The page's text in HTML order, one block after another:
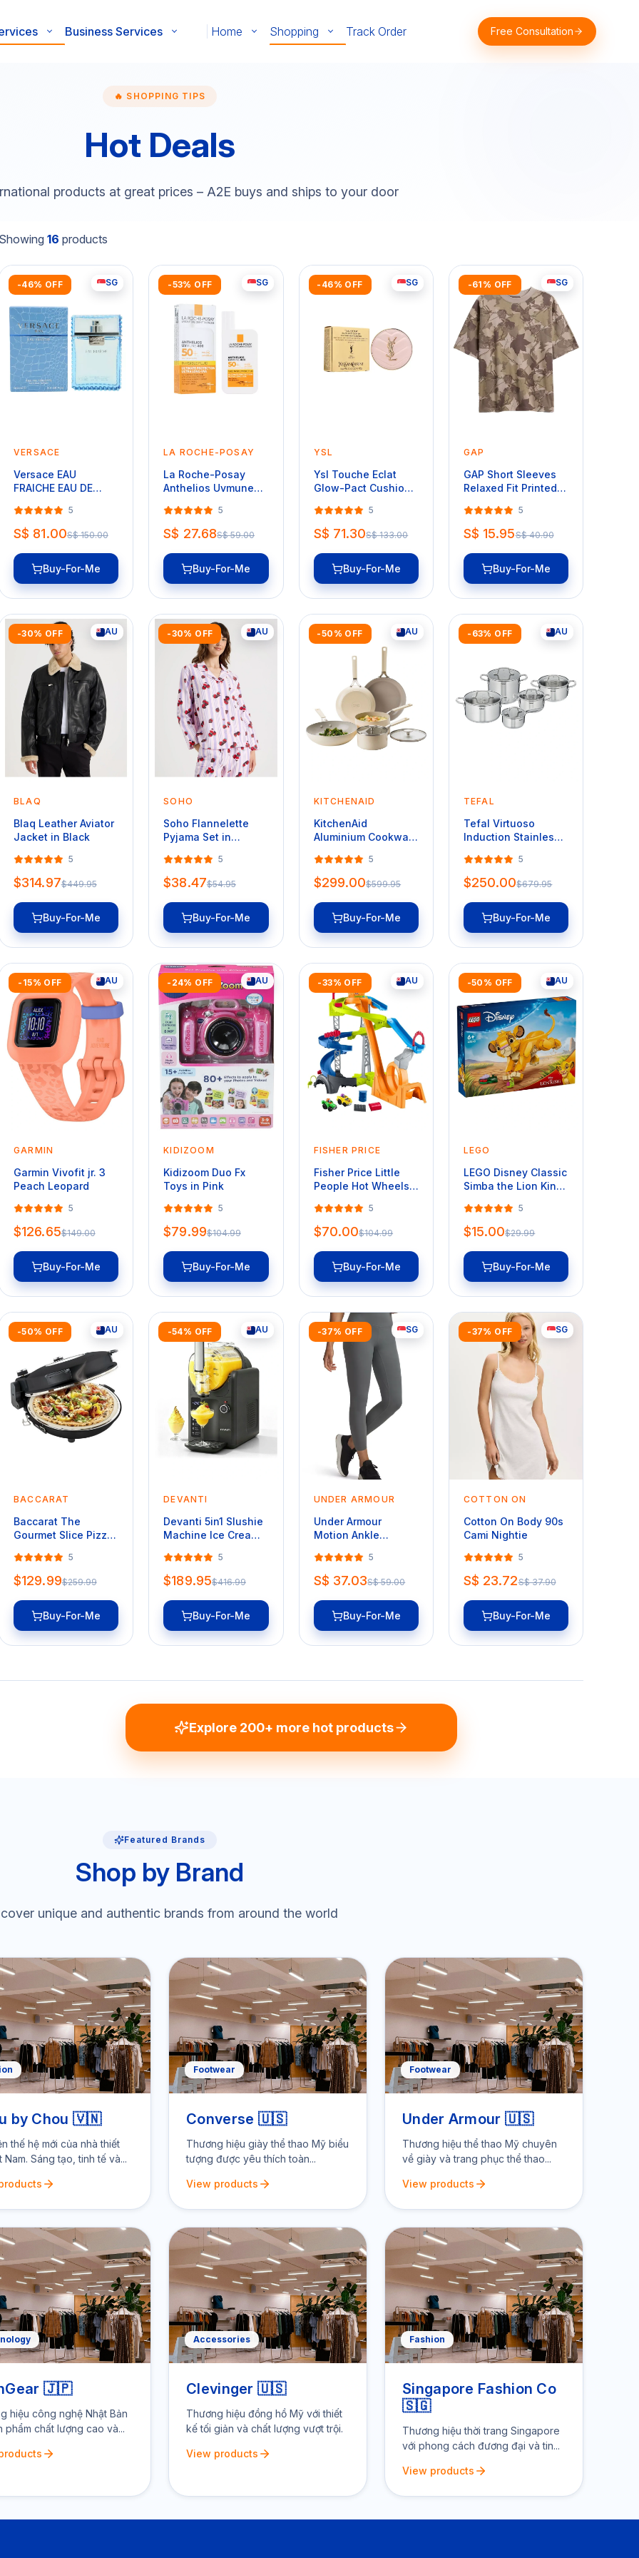
Business Services Home Shopping Track Order Free Consultation
🔥 SHOPPING TIPS
Hot Deals
products at great prices – A2E buys and ships to your door
16 products
-46% OFF SG
VERSACE
Versace EAU
FRAICHE EAU DE
5
S$ 81.00S$ 150.00
Buy-For-Me
-53% OFF SG
LA ROCHE-POSAY
La Roche-Posay
Anthelios Uvmune
SPF50+ (50ml)
5
S$ 27.68S$ 59.00
Buy-For-Me
-46% OFF SG
YSL
Ysl Touche Eclat
Glow-Pact Cushion
5
S$ 71.30S$ 133.00
Buy-For-Me
-61% OFF SG
GAP
GAP Short Sleeves
Relaxed Fit Printed
5
S$ 15.95S$ 40.90
Buy-For-Me
-30% OFF AU
BLAQ
Blaq Leather Aviator
Jacket in Black
5
$314.97$449.95
Buy-For-Me
-30% OFF AU
SOHO
Soho Flannelette
Pyjama Set in
Print
5
$38.47$54.95
Buy-For-Me
-50% OFF AU
KITCHENAID
KitchenAid
Aluminium Cookware
Almond Cream
5
$299.00$599.95
Buy-For-Me
-63% OFF AU
TEFAL
Tefal Virtuoso
Induction Stainless
Cookset 5 Piece
5
$250.00$679.95
Buy-For-Me
-15% OFF AU
GARMIN
Garmin Vivofit jr. 3
Peach Leopard
5
$126.65$149.00
Buy-For-Me
-24% OFF AU
KIDIZOOM
Kidizoom Duo Fx
Toys in Pink
5
$79.99$104.99
Buy-For-Me
-33% OFF AU
FISHER PRICE
Fisher Price Little
People Hot Wheels
Speedway Toddler
Race Track Playset
5
$70.00$104.99
Buy-For-Me
-50% OFF AU
LEGO
LEGO Disney Classic
Simba the Lion King
5
$15.00$29.99
Buy-For-Me
-50% OFF AU
BACCARAT
Baccarat The
Gourmet Slice Pizza
5
$129.99$259.99
Buy-For-Me
-54% OFF AU
DEVANTI
Devanti 5in1 Slushie
Machine Ice Cream
5
$189.95$416.99
Buy-For-Me
-37% OFF SG
UNDER ARMOUR
Under Armour
Motion Ankle
5
S$ 37.03S$ 59.00
Buy-For-Me
-37% OFF SG
COTTON ON
Cotton On Body 90s
Cami Nightie
5
S$ 23.72S$ 37.90
Buy-For-Me
Explore 200+ more hot products
Featured Brands
Shop by Brand
unique and authentic brands from around the world
by Chou 🇻🇳
thế hệ mới của nhà thiết
Nam. Sáng tạo, tinh tế và...
Footwear
Converse 🇺🇸
Thương hiệu giày thể thao Mỹ biểu
tượng được yêu thích toàn...
View products
Footwear
Under Armour 🇺🇸
Thương hiệu thể thao Mỹ chuyên
về giày và trang phục thể thao...
View products
🇯🇵
hiệu công nghệ Nhật Bản
phẩm chất lượng cao và...
Accessories
Clevinger 🇺🇸
Thương hiệu đồng hồ Mỹ với thiết
kế tối giản và chất lượng vượt trội.
View products
Fashion
Singapore Fashion Co
🇸🇬
Thương hiệu thời trang Singapore
với phong cách đương đại và tin...
View products